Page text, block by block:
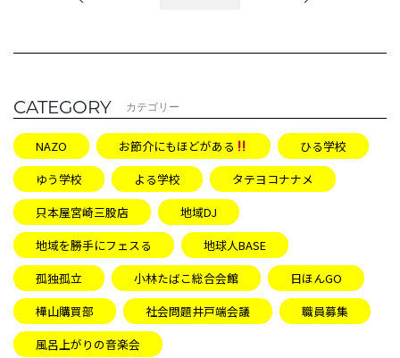
CATEGORY カテゴリー
NAZO お節介にもほどがある
ひる学校
ゆう学校
よる学校
タテヨコナナメ
只本屋宮崎三股店
地域DJ
地域を勝手にフェスる
地球人BASE
孤独孤立
小林たばこ総合会館
日ほんGO
樺山購買部
社会問題井戸端会議
職員募集
風呂上がりの音楽会